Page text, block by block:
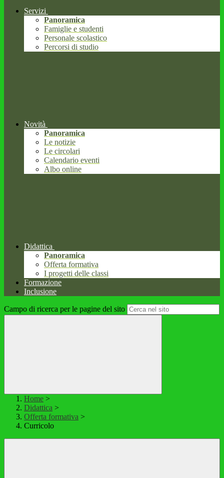
Servizi
Panoramica
Famiglie e studenti
Personale scolastico
Percorsi di studio
Novità
Panoramica
Le notizie
Le circolari
Calendario eventi
Albo online
Didattica
Panoramica
Offerta formativa
I progetti delle classi
Formazione
Inclusione
Campo di ricerca per le pagine del sito
Home >
Didattica >
Offerta formativa >
Curricolo